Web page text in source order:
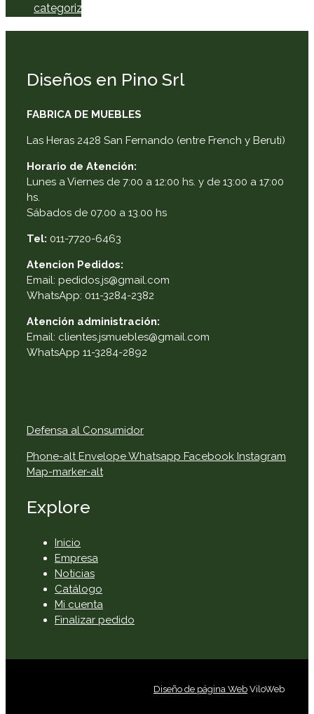
categorizar
Diseños en Pino Srl
FABRICA DE MUEBLES
Las Heras 2428 San Fernando (entre French y Beruti)
Horario de Atención:
Lunes a Viernes de 7:00 a 12:00 hs. y de 13:00 a 17:00
hs.
Sábados de 07.00 a 13.00 hs
Tel: 011-7720-6463
Atencion Pedidos:
Email: pedidos.js@gmail.com
WhatsApp: 011-3284-2382
Atención administración:
Email: clientes.jsmuebles@gmail.com
WhatsApp 11-3284-2892
Defensa al Consumidor
Phone-alt EnvelopeWhatsapp Facebook Instagram
Map-marker-alt
Explore
Inicio
Empresa
Noticias
Catálogo
Mi cuenta
Finalizar pedido
Diseño de página Web ViloWeb